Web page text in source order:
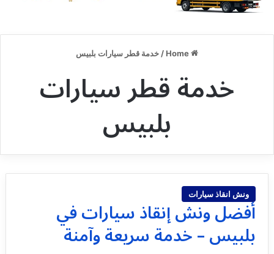
/ خدمة قطر سيارات بلبيس
خدمة قطر سيارات
بلبيس
ونش انقاذ سيارات
أفضل ونش إنقاذ سيارات في
بلبيس – خدمة سريعة وآمنة